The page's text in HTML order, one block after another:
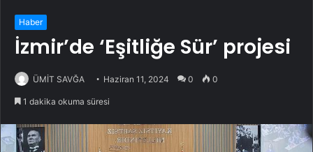
Haber
İzmir’de ‘Eşitliğe Sür’ projesi
ÜMİT SAVĞA Haziran 11, 2024 0 0
1 dakika okuma süresi